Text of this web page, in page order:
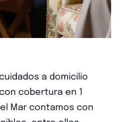
a domicilio
cobertura en 1
Mar contamos con